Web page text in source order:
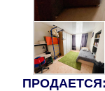
ПРОДАЕТСЯ: